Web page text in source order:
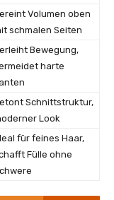
Volumen oben
schmalen Seiten
Bewegung,
harte
Schnittstruktur,
Look
für feines Haar,
Fülle ohne